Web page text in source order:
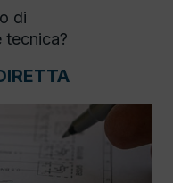
di
tecnica?